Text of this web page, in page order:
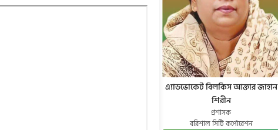
এ্যাডভোকেট বিলকিস আক্তার জাহান
শিরীন
প্রশাসক
বরিশাল সিটি কর্পোরেশন